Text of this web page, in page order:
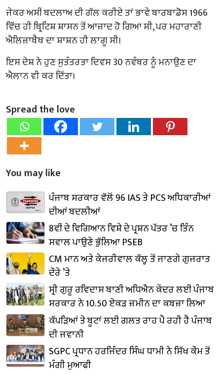
ਜੇਕਰ ਅਸੀਂ ਬਦਲਾਅ ਦੀ ਗੱਲ ਕਰੀਏ ਤਾਂ ਭਾਵੇਂ ਬਾਰਬਾਡੋਸ 1966
ਵਿੱਚ ਹੀ ਬ੍ਰਿਟਿਸ਼ ਸ਼ਾਸਨ ਤੋਂ ਆਜ਼ਾਦ ਹੋ ਗਿਆ ਸੀ, ਪਰ ਮਹਾਰਾਣੀ
ਐਲਿਜ਼ਾਬੈਥ ਦਾ ਸ਼ਾਸ਼ਨ ਹੀ ਲਾਗੂ ਸੀ।
ਇਸ ਦੇਸ਼ ਨੇ ਹੁਣ ਸੁਤੰਤਰਤਾ ਦਿਵਸ 30 ਨਵੰਬਰ ਨੂੰ ਮਨਾਉਣ ਦਾ
ਐਲਾਨ ਵੀ ਕਰ ਦਿੱਤਾ।
Spread the love
You may like
ਪੰਜਾਬ ਸਰਕਾਰ ਵੱਲੋਂ 96 IAS ਤੇ PCS ਅਧਿਕਾਰੀਆਂ
ਦੀਆਂ ਬਦਲੀਆਂ
8ਵੀਂ ਦੇ ਵਿਗਿਆਨ ਵਿਸ਼ੇ ਦੇ ਪ੍ਰਸ਼ਨ ਪੱਤਰ ’ਚ ਤਿੰਨ
ਸਵਾਲ ਪਾਉਣੇ ਭੁੱਲਿਆ PSEB
CM ਮਾਨ ਅਤੇ ਕੇਜਰੀਵਾਲ ਕੱਲ੍ਹ ਤੋਂ ਜਾਣਗੇ ਗੁਜਰਾਤ
ਦੌਰੇ ’ਤੇ
ਸ੍ਰੀ ਗੁਰੂ ਰਵਿਦਾਸ ਬਾਣੀ ਅਧਿਐਨ ਕੇਂਦਰ ਲਈ ਪੰਜਾਬ
ਸਰਕਾਰ ਨੇ 10.50 ਏਕੜ ਜ਼ਮੀਨ ਦਾ ਕਬਜ਼ਾ ਲਿਆ
ਕੱਪੜਿਆਂ ਤੇ ਬੂਟਾਂ ਲਈ ਗਲਤ ਰਾਹ ਪੈ ਰਹੀ ਹੈ ਪੰਜਾਬ
ਦੀ ਜਵਾਨੀ
SGPC ਪ੍ਰਧਾਨ ਹਰਜਿੰਦਰ ਸਿੰਘ ਧਾਮੀ ਨੇ ਸਿੱਖ ਕੌਮ ਤੋਂ
ਮੰਗੀ ਮੁਆਫੀ